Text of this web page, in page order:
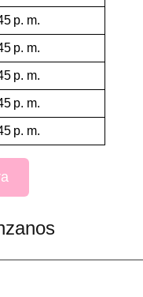
p. m.
p. m.
p. m.
p. m.
p. m.